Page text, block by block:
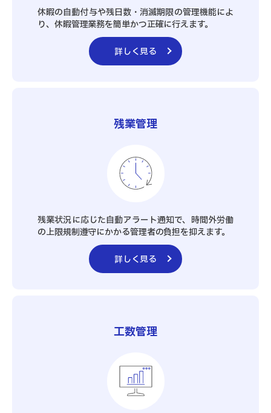
休暇の自動付与や残日数・消滅期限の管理機能によ
り、休暇管理業務を簡単かつ正確に行えます。
詳しく見る
残業管理
残業状況に応じた自動アラート通知で、時間外労働
の上限規制遵守にかかる管理者の負担を抑えます。
詳しく見る
工数管理